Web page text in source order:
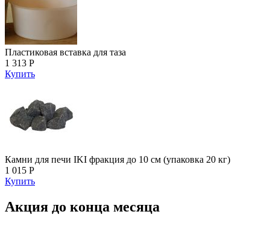
Пластиковая вставка для таза
1 313 Р
Купить
Камни для печи IKI фракция до 10 cм (упаковка 20 кг)
1 015 Р
Купить
Акция до конца месяца